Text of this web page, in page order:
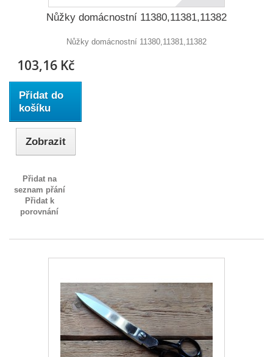
Nůžky domácnostní 11380,11381,11382
Nůžky domácnostní 11380,11381,11382
103,16 Kč
Přidat do
košíku
Zobrazit
Přidat na
seznam přání
Přidat k
porovnání